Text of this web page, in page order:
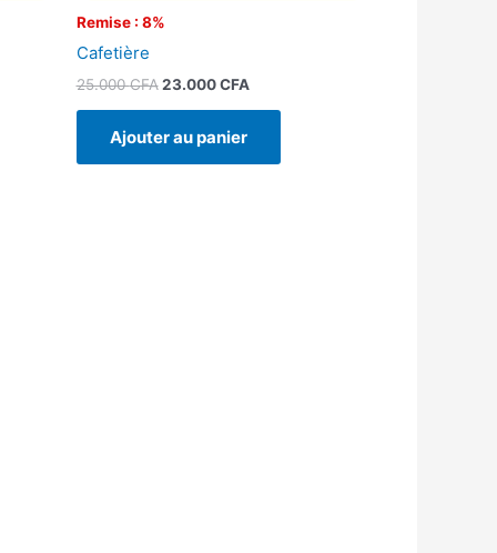
Remise : 8%
Cafetière
25.000CFA 23.000CFA
Ajouter au panier